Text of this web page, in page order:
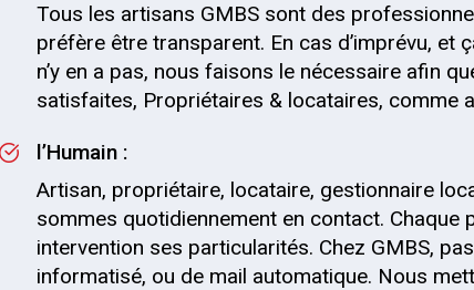
Tous les artisans GMBS sont des
préfère être transparent. En cas d’imprévu, et
n’y en a pas, nous faisons le nécessaire afin
satisfaites, Propriétaires & locataires, comme
l’Humain :
Artisan, propriétaire, locataire, gestionnaire
sommes quotidiennement en contact. Chaque
intervention ses particularités. Chez GMBS,
informatisé, ou de mail automatique. Nous